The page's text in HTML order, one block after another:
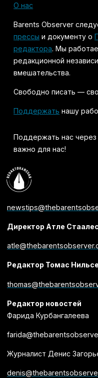
О нас
Barents Observer
прессы и документу о
редактора. Мы
редакционной
вмешательства.
Свободно писать —
Поддержать нашу
Поддержать нас через
важно для нас!
Директор Атле
Редактор Томас
Редактор новостей
Фарида Курбангалеева
Журналист Денис